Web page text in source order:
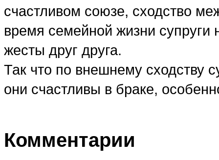
счастливом союзе, сходство
время семейной жизни супруги
жесты друг друга.
Так что по внешнему сходству
они счастливы в браке,
Комментарии